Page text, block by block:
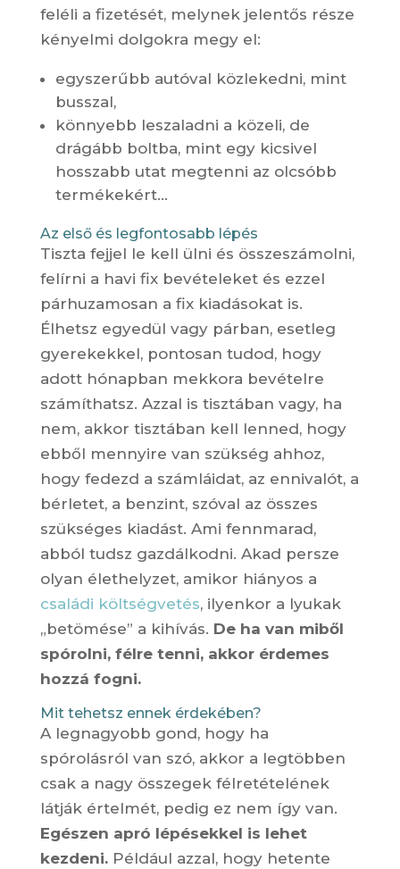
feléli a fizetését, melynek jelentős része
kényelmi dolgokra megy el:
egyszerűbb autóval közlekedni, mint
busszal,
könnyebb leszaladni a közeli, de
drágább boltba, mint egy kicsivel
hosszabb utat megtenni az olcsóbb
termékekért…
Az első és legfontosabb lépés
Tiszta fejjel le kell ülni és összeszámolni,
felírni a havi fix bevételeket és ezzel
párhuzamosan a fix kiadásokat is.
Élhetsz egyedül vagy párban, esetleg
gyerekekkel, pontosan tudod, hogy
adott hónapban mekkora bevételre
számíthatsz. Azzal is tisztában vagy, ha
nem, akkor tisztában kell lenned, hogy
ebből mennyire van szükség ahhoz,
hogy fedezd a számláidat, az ennivalót, a
bérletet, a benzint, szóval az összes
szükséges kiadást. Ami fennmarad,
abból tudsz gazdálkodni. Akad persze
olyan élethelyzet, amikor hiányos a
családi költségvetés, ilyenkor a lyukak
„betömése” a kihívás. De ha van miből
spórolni, félre tenni, akkor érdemes
hozzá fogni.
Mit tehetsz ennek érdekében?
A legnagyobb gond, hogy ha
spórolásról van szó, akkor a legtöbben
csak a nagy összegek félretételének
látják értelmét, pedig ez nem így van.
Egészen apró lépésekkel is lehet
kezdeni.Például azzal, hogy hetente